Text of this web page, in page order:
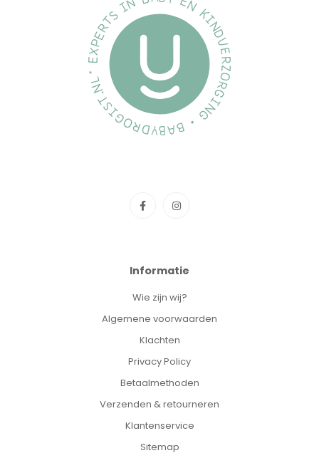
Informatie
Wie zijn wij?
Algemene voorwaarden
Klachten
Privacy Policy
Betaalmethoden
Verzenden & retourneren
Klantenservice
Sitemap